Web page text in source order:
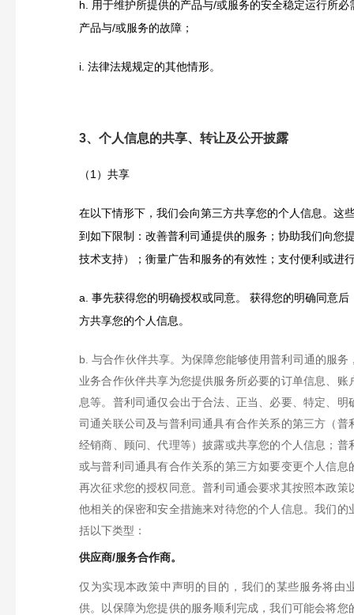
h.
用于维护所提供的产品与/或服务的安全稳定运行所必
产品与/或服务的故障；
i. 法律法规规定的其他情形。
3、个人信息的共享、转让及公开披露
（1）共享
在以下情形下，我们会向第三方共享您的个人信息。这
到如下限制：改善普利司通提供的服务；协助我们向您
技术支持）；衡量广告和服务的有效性；支付便利或进
a. 事先获得您的明确授权或同意。 获得您的明确同意后
方共享您的个人信息。
b.与合作伙伴共享。 为保障您能够使用普利司通的服务
业务合作伙伴共享为您提供服务所必要的订单信息、账
息等。 普利司通仅会出于合法、正当、必要、特定、明
司通关联公司及与普利司通具有合作关系的第三方（普
经销商、顾问、代理等）披露或共享您的个人信息；普
或与普利司通具有合作关系的第三方如要变更个人信息
再次征求您的授权同意。普利司通会要求其按照本政策
他相关的保密和安全措施来对待您的个人信息。我们的
括以下类型：
供应商/服务合作商。
仅为实现本政策中声明的目的，我们的某些服务将由
供。以保障为您提供的服务顺利完成，我们可能会将您